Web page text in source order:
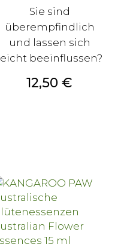
Sie sind
überempfindlich
und lassen sich
leicht beeinflussen?
Preis
12,50 €